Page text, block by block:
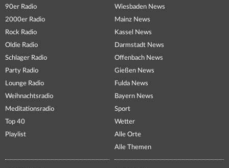
90er Radio
2000er Radio
Rock Radio
Oldie Radio
Schlager Radio
Party Radio
Lounge Radio
Weihnachtsradio
Meditationsradio
Top 40
Playlist
Wiesbaden News
Mainz News
Kassel News
Darmstadt News
Offenbach News
Gießen News
Fulda News
Bayern News
Sport
Wetter
Alle Orte
Alle Themen